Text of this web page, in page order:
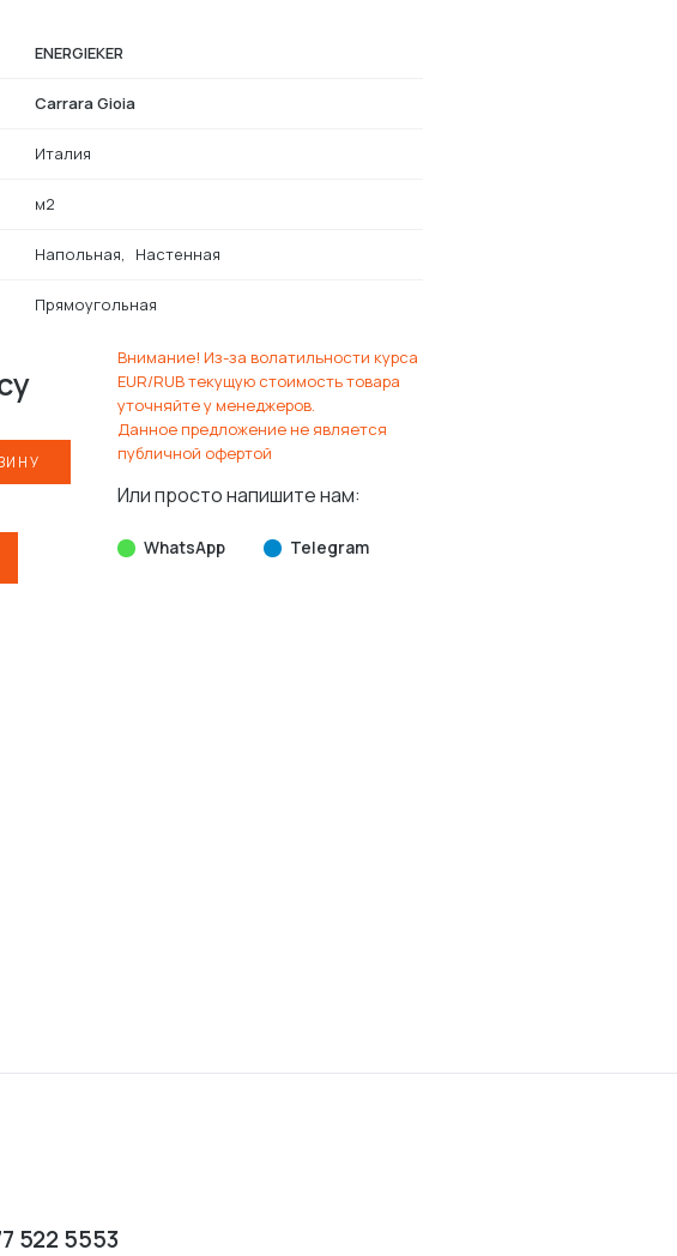
ENERGIEKER
Carrara Gioia
Италия
м2
Напольная Настенная
Прямоугольная
Внимание! Из-за волатильности курса
EUR/RUB текущую стоимость товара
уточняйте у менеджеров.
Данное предложение не является
публичной офертой
Или просто напишите нам:
WhatsApp Telegram
522 5553